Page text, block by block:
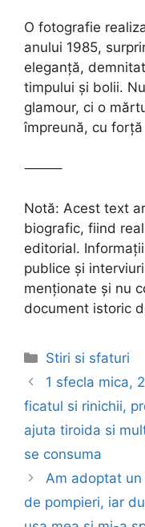
O fotografie
anului 1985,
eleganță,
timpului și bolii.
glamour, ci o
împreună, cu
⸻
Notă: Acest text
biografic, fiind
editorial.
publice și
menționate și nu
document istoric
Categories
Stiri si sfaturi
Post
navigation
1 sfecla mica,
ficatul si rinichii,
ajuta tiroida si
se consuma
Am adoptat
de pompieri, iar